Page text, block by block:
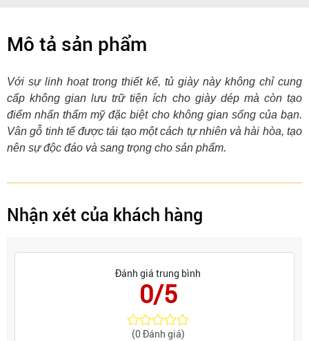
Mô tả sản phẩm
Với sự linh hoạt trong thiết kế, tủ giày này không chỉ cung
cấp không gian lưu trữ tiện ích cho giày dép mà còn tạo
điểm nhấn thẩm mỹ đặc biệt cho không gian sống của bạn.
Vân gỗ tinh tế được tái tạo một cách tự nhiên và hài hòa, tạo
nên sự độc đáo và sang trọng cho sản phẩm.
Nhận xét của khách hàng
Đánh giá trung bình
0/5
(0 Đánh giá)